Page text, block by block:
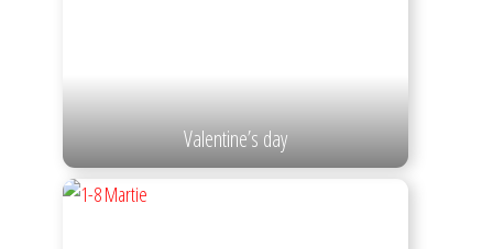
Valentine’s day